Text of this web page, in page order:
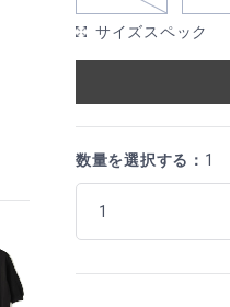
サイズスペック
数量を選択する： 1